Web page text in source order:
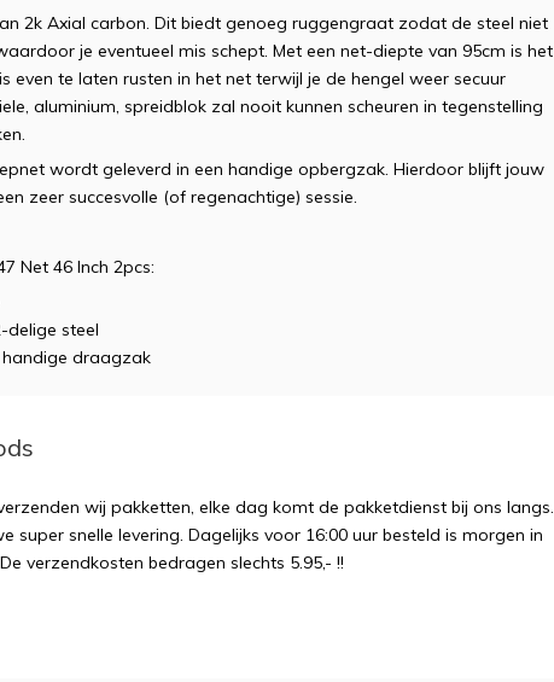
2k Axial carbon. Dit biedt genoeg ruggengraat zodat de steel niet
je eventueel mis schept. Met een net-diepte van 95cm is het
even te laten rusten in het net terwijl je de hengel weer secuur
aluminium, spreidblok zal nooit kunnen scheuren in tegenstelling
wordt geleverd in een handige opbergzak. Hierdoor blijft jouw
zeer succesvolle (of regenachtige) sessie.
Net 46 Inch 2pcs:
delige steel
handige draagzak
wij pakketten, elke dag komt de pakketdienst bij ons langs.
super snelle levering. Dagelijks voor 16:00 uur besteld is morgen in
verzendkosten bedragen slechts 5.95,- !!